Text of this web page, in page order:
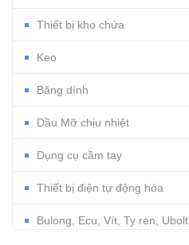
Thiết bị kho chứa
Keo
Băng dính
Dầu Mỡ chịu nhiệt
Dụng cụ cầm tay
Thiết bị điện tự động hóa
Bulong, Ecu, Vít, Ty ren, Ubolt